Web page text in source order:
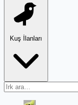
Kuş İlanları